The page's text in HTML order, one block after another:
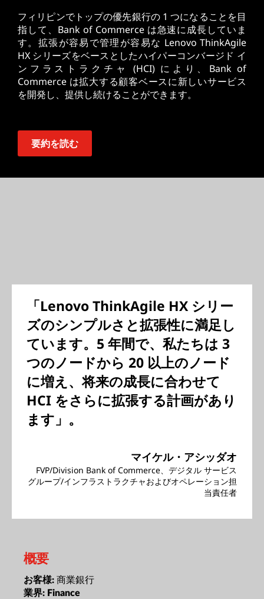
フィリピンでトップの優先銀行の 1 つになることを目
指して、Bank of Commerce は急速に成長していま
す。拡張が容易で管理が容易な Lenovo ThinkAgile
HX シリーズをベースとしたハイパーコンバージド イ
ンフラストラクチャ (HCI) により、Bank of
Commerce は拡大する顧客ベースに新しいサービス
を開発し、提供し続けることができます。
要約を読む
「Lenovo ThinkAgile HX シリー
ズのシンプルさと拡張性に満足し
ています。5 年間で、私たちは 3
つのノードから 20 以上のノード
に増え、将来の成長に合わせて
HCI をさらに拡張する計画があり
ます」。
マイケル・アシッダオ
FVP/Division Bank of Commerce、デジタル サービス
グループ/インフラストラクチャおよびオペレーション担
当責任者
概要
お客様: 商業銀行
業界: Finance